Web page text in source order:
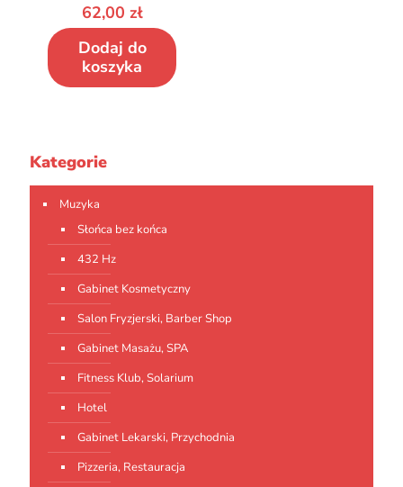
62,00 zł
Dodaj do
koszyka
Kategorie
Muzyka
Słońca bez końca
432 Hz
Gabinet Kosmetyczny
Salon Fryzjerski, Barber Shop
Gabinet Masażu, SPA
Fitness Klub, Solarium
Hotel
Gabinet Lekarski, Przychodnia
Pizzeria, Restauracja